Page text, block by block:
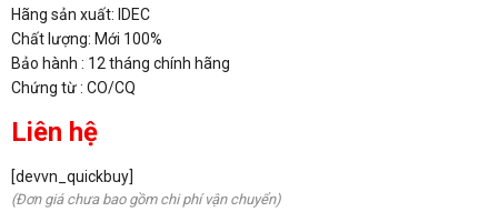
Hãng sản xuất: IDEC
Chất lượng: Mới 100%
Bảo hành : 12 tháng chính hãng
Chứng từ : CO/CQ
Liên hệ
[devvn_quickbuy]
(Đơn giá chưa bao gồm chi phí vận chuyển)